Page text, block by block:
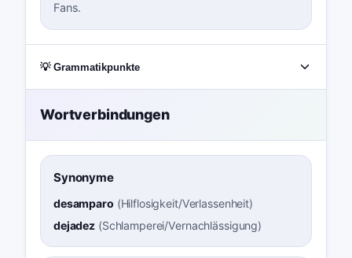
Fans.
💡 Grammatikpunkte
Wortverbindungen
Synonyme
desamparo (Hilflosigkeit/Verlassenheit)
dejadez (Schlamperei/Vernachlässigung)